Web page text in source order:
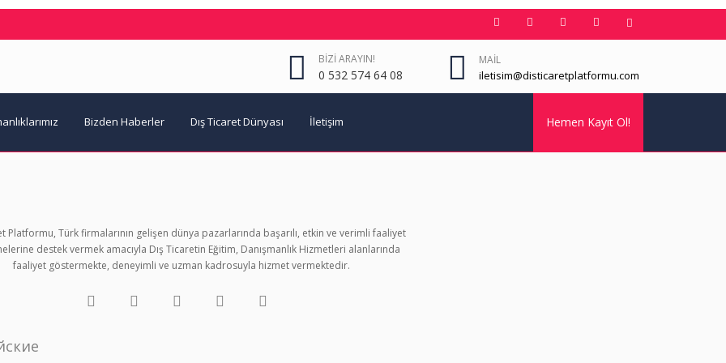
BIZI ARAYIN!
0 532 574 64 08
MAIL
iletisim@disticaretplatformu.com
Bizden Haberler Dış Ticaret Dünyası İletişim Hemen Kayıt Ol!
Platformu, Türk firmalarının gelişen dünya pazarlarında başarılı, etkin ve verimli faaliyet
destek vermek amacıyla Dış Ticaretin Eğitim, Danışmanlık Hizmetleri alanlarında
faaliyet göstermekte, deneyimli ve uzman kadrosuyla hizmet vermektedir.